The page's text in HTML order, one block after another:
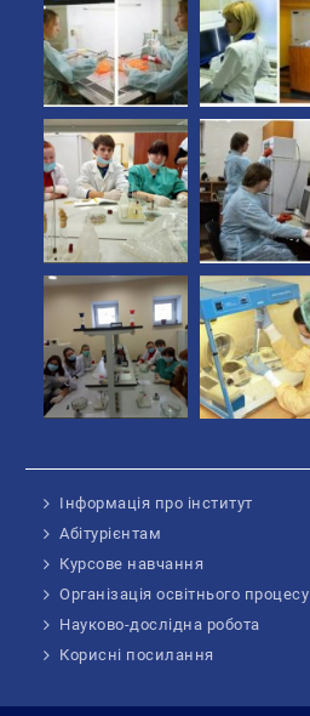
Інформація про інститут
Абітурієнтам
Курсове навчання
Організація освітнього процесу
Науково-дослідна робота
Корисні посилання